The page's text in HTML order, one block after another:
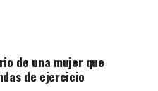
de una mujer que
de ejercicio